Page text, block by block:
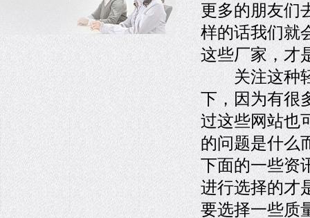
更多的朋友们
样的话我们就
这些厂家，才
关注这种轻
下，因为有很
过这些网站也
的问题是什么
下面的一些资
进行选择的才
要选择一些质